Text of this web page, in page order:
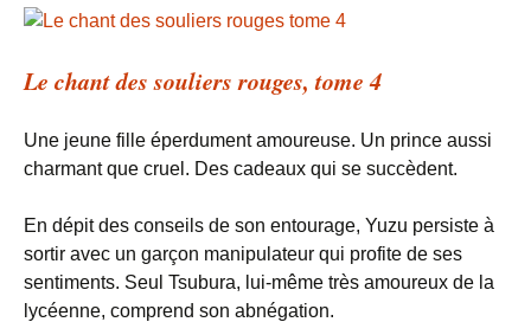
Le chant des souliers rouges, tome 4
Une jeune fille éperdument amoureuse. Un prince aussi
charmant que cruel. Des cadeaux qui se succèdent.
En dépit des conseils de son entourage, Yuzu persiste à
sortir avec un garçon manipulateur qui profite de ses
sentiments. Seul Tsubura, lui-même très amoureux de la
lycéenne, comprend son abnégation.